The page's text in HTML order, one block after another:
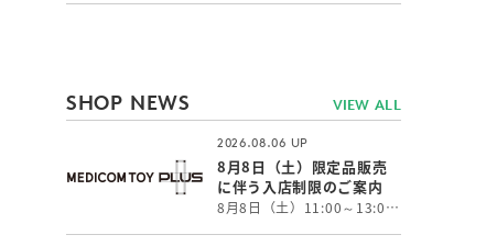
SHOP NEWS VIEW ALL
2026.08.06
8月8日（土）限定品販売
に伴う入店制限のご案内
8月8日（土）11:00～13:00 まで、限定品の販売に伴い抽選入場販売とさせていただきます。 当選権利をお持ちでないお客様はご入店いただけません。 お客様におかれましては大変ご面倒をお掛けしますが、何卒ご了承の程よろしくお願い申し上げます。